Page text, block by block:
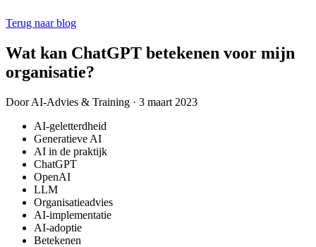
Terug naar blog
Wat kan ChatGPT betekenen voor mijn
organisatie?
DoorAI-Advies & Training · 3 maart 2023
AI-geletterdheid
Generatieve AI
AI in de praktijk
ChatGPT
OpenAI
LLM
Organisatieadvies
AI-implementatie
AI-adoptie
Betekenen